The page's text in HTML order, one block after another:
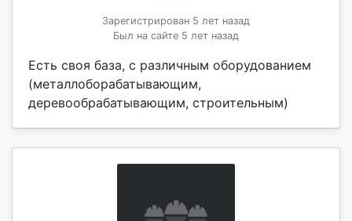
Зарегистрирован 5 лет назад
Был на сайте 5 лет назад
Есть своя база, с различным оборудованием
(металлоборабатывающим,
деревообрабатывающим, строительным)